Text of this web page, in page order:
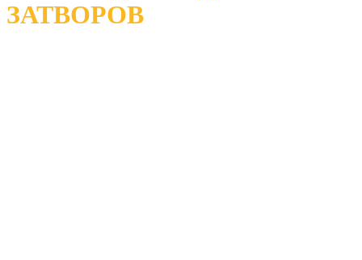
ЗАТВОРОВ